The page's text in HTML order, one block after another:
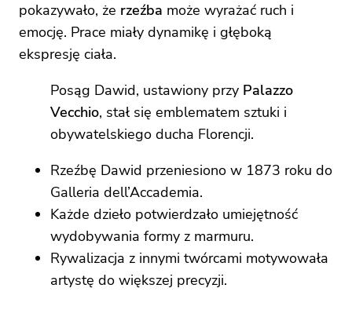
pokazywało, że rzeźba może wyrażać ruch i
emocję. Prace miały dynamikę i głęboką
ekspresję ciała.
Posąg Dawid, ustawiony przy Palazzo
Vecchio, stał się emblematem sztuki i
obywatelskiego ducha Florencji.
Rzeźbę Dawid przeniesiono w 1873 roku do
Galleria dell’Accademia.
Każde dzieło potwierdzało umiejętność
wydobywania formy z marmuru.
Rywalizacja z innymi twórcami motywowała
artystę do większej precyzji.